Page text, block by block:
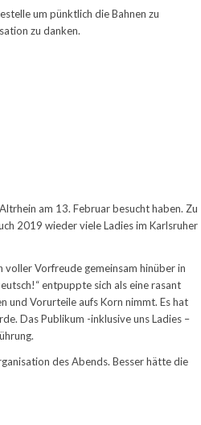
um pünktlich die Bahnen zu
zu danken.
am 13. Februar besucht haben. Zu
2019 wieder viele Ladies im Karlsruher
voller Vorfreude gemeinsam hinüber in
entpuppte sich als eine rasant
und Vorurteile aufs Korn nimmt. Es hat
Das Publikum -inklusive uns Ladies –
des Abends. Besser hätte die